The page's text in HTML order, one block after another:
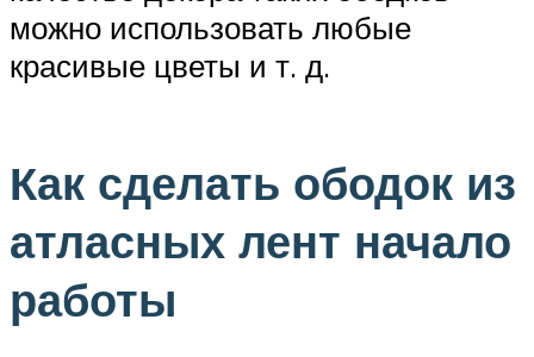
можно использовать любые
красивые цветы и т. д.
Как сделать ободок из
атласных лент начало
работы